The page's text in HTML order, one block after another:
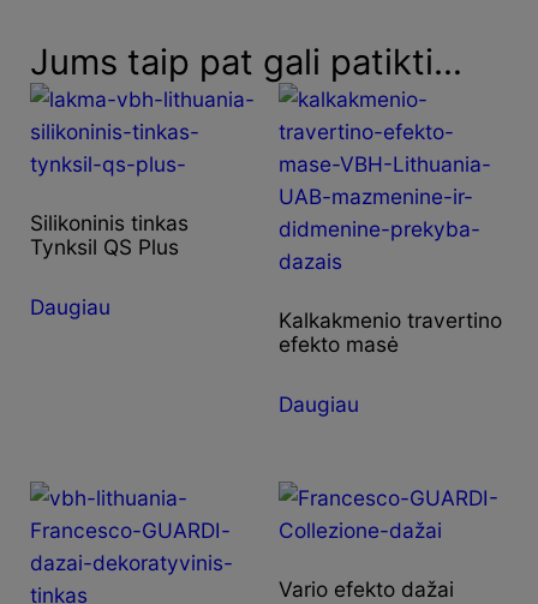
Jums taip pat gali patikti…
Silikoninis tinkas
Tynksil QS Plus
Daugiau
Kalkakmenio travertino
efekto masė
Daugiau
Vario efekto dažai